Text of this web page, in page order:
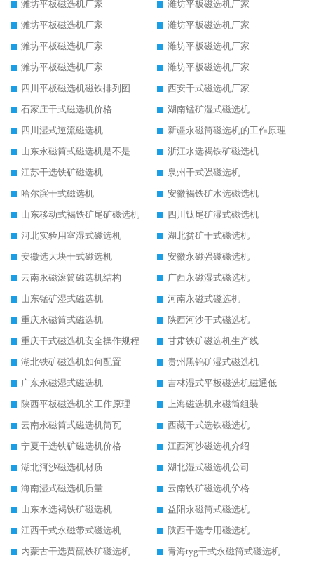
潍坊平板磁选机厂家
潍坊平板磁选机厂家
潍坊平板磁选机厂家
潍坊平板磁选机厂家
潍坊平板磁选机厂家
潍坊平板磁选机厂家
潍坊平板磁选机厂家
潍坊平板磁选机厂家
四川平板磁选机磁铁排列图
西安干式磁选机厂家
石家庄干式磁选机价格
湖南锰矿湿式磁选机
四川湿式逆流磁选机
新疆永磁筒磁选机的工作原理
山东永磁筒式磁选机是不是强磁
浙江水选褐铁矿磁选机
江苏干选铁矿磁选机
泉州干式强磁选机
哈尔滨干式磁选机
安徽褐铁矿水选磁选机
山东移动式褐铁矿尾矿磁选机
四川钛尾矿湿式磁选机
河北实验用室湿式磁选机
湖北贫矿干式磁选机
安徽选大块干式磁选机
安徽永磁强磁磁选机
云南永磁滚筒磁选机结构
广西永磁湿式磁选机
山东锰矿湿式磁选机
河南永磁式磁选机
重庆永磁筒式磁选机
陕西河沙干式磁选机
重庆干式磁选机安全操作规程
甘肃铁矿磁选机生产线
湖北铁矿磁选机如何配置
贵州黑钨矿湿式磁选机
广东永磁湿式磁选机
吉林湿式平板磁选机磁通低
陕西平板磁选机的工作原理
上海磁选机永磁筒组装
云南永磁筒式磁选机筒瓦
西藏干式选铁磁选机
宁夏干选铁矿磁选机价格
江西河沙磁选机介绍
湖北河沙磁选机材质
湖北湿式磁选机公司
海南湿式磁选机质量
云南铁矿磁选机价格
山东水选褐铁矿磁选机
益阳永磁筒式磁选机
江西干式永磁带式磁选机
陕西干选专用磁选机
内蒙古干选黄硫铁矿磁选机
青海tyg干式永磁筒式磁选机